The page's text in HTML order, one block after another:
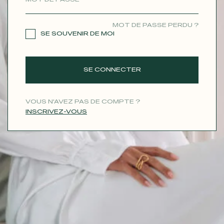
MOT DE PASSE PERDU ?
SE SOUVENIR DE MOI
SE CONNECTER
VOUS N'AVEZ PAS DE COMPTE ?
INSCRIVEZ-VOUS